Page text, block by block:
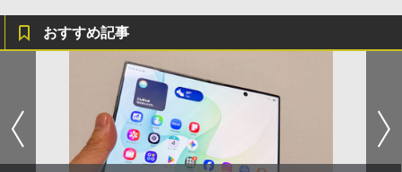
おすすめ記事